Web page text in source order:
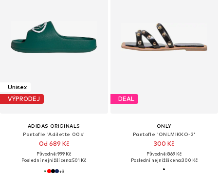
Unisex
VÝPRODEJ
ADIDAS ORIGINALS
Pantofle 'Adilette 00s'
Od 689 Kč
Původně: 999 Kč
Poslední nejnižší cena:501 Kč
+3
DEAL
ONLY
Pantofle 'ONLMIKKO-2'
300 Kč
Původně: 869 Kč
Poslední nejnižší cena:300 Kč